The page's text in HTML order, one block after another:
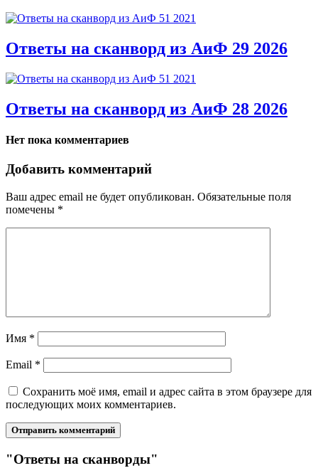
Ответы на сканворд из АиФ 29 2026
Ответы на сканворд из АиФ 28 2026
Нет пока комментариев
Добавить комментарий
Ваш адрес email не будет опубликован. Обязательные поля
помечены *
Имя *
Email *
Сохранить моё имя, email и адрес сайта в этом браузере для
последующих моих комментариев.
"Ответы на сканворды"